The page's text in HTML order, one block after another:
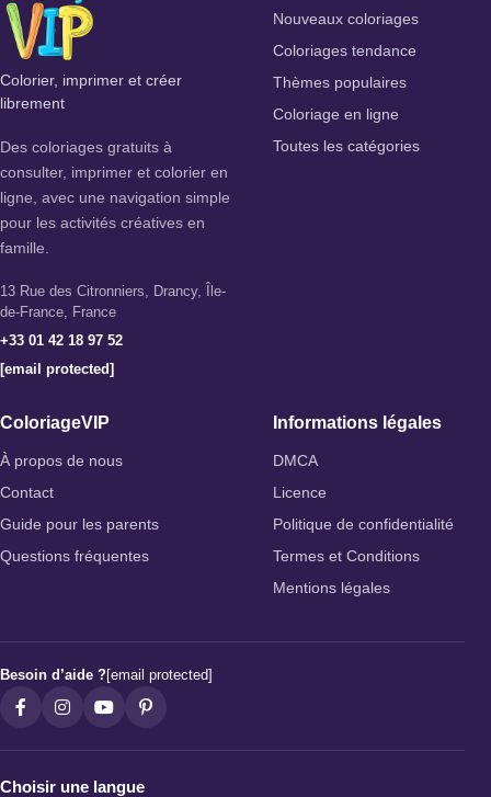
Colorier, imprimer et créer
librement
Des coloriages gratuits à
consulter, imprimer et colorier en
ligne, avec une navigation simple
pour les activités créatives en
famille.
13 Rue des Citronniers, Drancy, Île-
de-France, France
+33 01 42 18 97 52
[email protected]
Nouveaux coloriages
Coloriages tendance
Thèmes populaires
Coloriage en ligne
Toutes les catégories
ColoriageVIP
À propos de nous
Contact
Guide pour les parents
Questions fréquentes
Informations légales
DMCA
Licence
Politique de confidentialité
Termes et Conditions
Mentions légales
Besoin d’aide ?[email protected]
Choisir une langue